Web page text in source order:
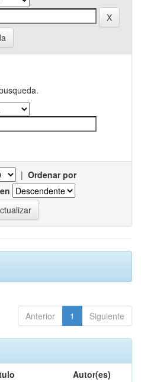
| Ordenar por
Anterior 1 Siguiente
Autor(es)